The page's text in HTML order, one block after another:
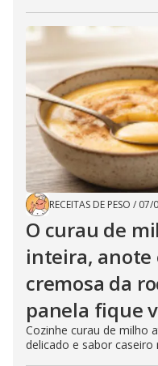
RECEITAS DE PESO / 07/
O curau de
inteira, anote
cremosa da
panela fique
Cozinhe curau de milho
delicado e sabor caseiro